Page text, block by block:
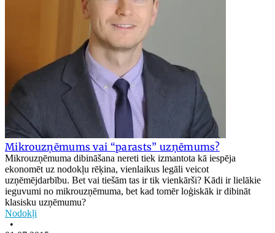
Mikrouzņēmums vai “parasts” uzņēmums?
Mikrouzņēmuma dibināšana nereti tiek izmantota kā iespēja
ekonomēt uz nodokļu rēķina, vienlaikus legāli veicot
uzņēmējdarbību. Bet vai tiešām tas ir tik vienkārši? Kādi ir lielākie
ieguvumi no mikrouzņēmuma, bet kad tomēr loģiskāk ir dibināt
klasisku uzņēmumu?
Nodokļi
•